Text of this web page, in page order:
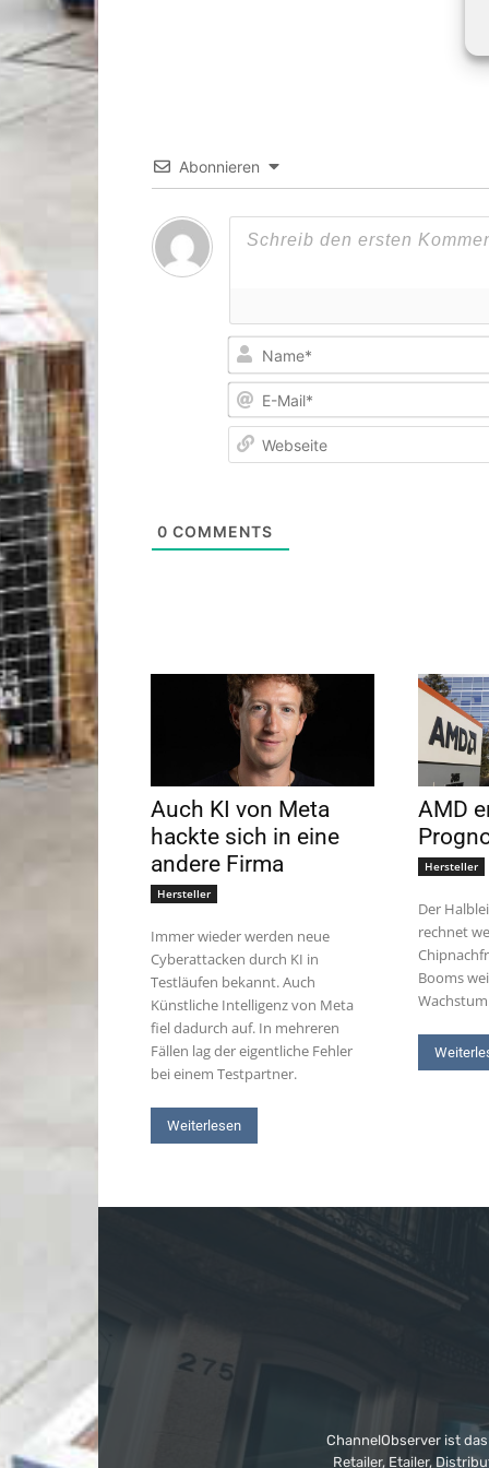
Abonnieren
0 COMMENTS
Auch KI von Meta
hackte sich in eine
andere Firma
Hersteller
Immer wieder werden neue
Cyberattacken durch KI in
Testläufen bekannt. Auch
Künstliche Intelligenz von Meta
fiel dadurch auf. In mehreren
Fällen lag der eigentliche Fehler
bei einem Testpartner.
Weiterlesen
AMD
Hersteller
Der
rechnet
Booms
ChannelObserver ist
Retailer, Etailer,